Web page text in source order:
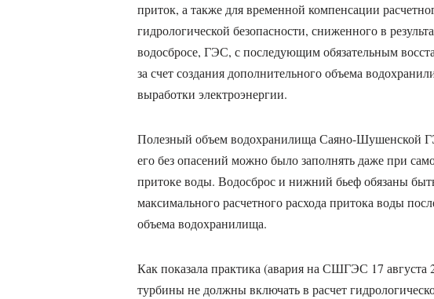
приток, а также для временной компенсации
гидрологической безопасности, сниженного в
водосбросе, ГЭС, с последующим обязательным
за счет создания дополнительного объема
выработки электроэнергии.
Полезный объем водохранилища Саяно-Шушенской
его без опасений можно было заполнять даже при
притоке воды. Водосброс и нижний бьеф обязаны
максимального расчетного расхода притока воды
объема водохранилища.
Как показала практика (авария на СШГЭС 17 августа
турбины не должны включать в расчет